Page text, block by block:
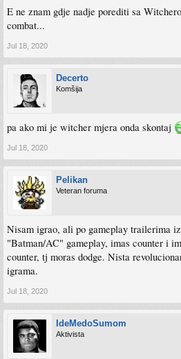
E ne znam gdje nadje porediti sa
combat...
Jul 18, 2020
Decerto
Komšija
pa ako mi je witcher mjera onda skontaj
Jul 18, 2020
Pelikan
Veteran foruma
Nisam igrao, ali po gameplay trailerima
"Batman/AC" gameplay, imas counter i
counter, tj moras dodge. Nista
igrama.
Jul 18, 2020
IdeMedoSumom
Aktivista